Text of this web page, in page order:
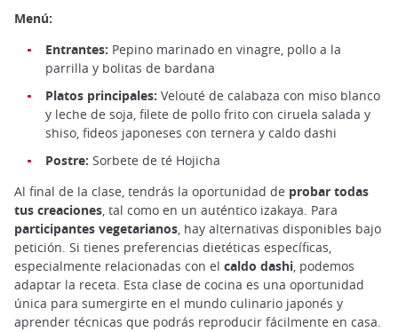
Menú:
Entrantes: Pepino marinado en vinagre, pollo a la
parrilla y bolitas de bardana
Platos principales: Velouté de calabaza con miso blanco
y leche de soja, filete de pollo frito con ciruela salada y
shiso, fideos japoneses con ternera y caldo dashi
Postre: Sorbete de té Hojicha
Al final de la clase, tendrás la oportunidad de probar todas
tus creaciones, tal como en un auténtico izakaya. Para
participantes vegetarianos, hay alternativas disponibles bajo
petición. Si tienes preferencias dietéticas específicas,
especialmente relacionadas con el caldo dashi, podemos
adaptar la receta. Esta clase de cocina es una oportunidad
única para sumergirte en el mundo culinario japonés y
aprender técnicas que podrás reproducir fácilmente en casa.